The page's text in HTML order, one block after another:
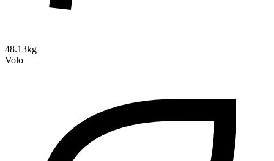
48.13kg
Volo